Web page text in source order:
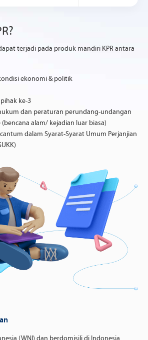
terjadi pada produk mandiri KPR antara
ekonomi & politik
ke-3
dan peraturan perundang-undangan
alam/ kejadian luar biasa)
dalam Syarat-Syarat Umum Perjanjian